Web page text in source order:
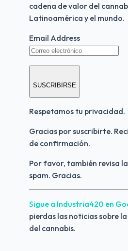
cadena de valor del
Latinoamérica y el mundo.
Email Address
SUSCRIBIRSE
Respetamos tu privacidad.
Gracias por suscribirte.
de confirmación.
Por favor, también revisa
spam. Gracias.
Sigue a Industria420 en
pierdas las noticias sobre
del cannabis.